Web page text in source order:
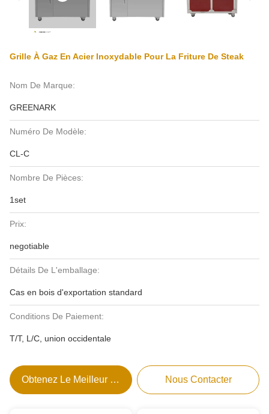
Grille À Gaz En Acier Inoxydable Pour La Friture De Steak
Nom De Marque:
GREENARK
Numéro De Modèle:
CL-C
Nombre De Pièces:
1set
Prix:
negotiable
Détails De L'emballage:
Cas en bois d'exportation standard
Conditions De Paiement:
T/T, L/C, union occidentale
Obtenez Le Meilleur Prix Nous Contacter